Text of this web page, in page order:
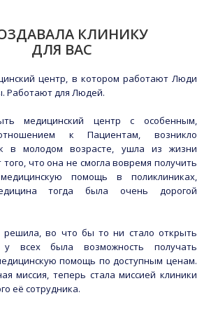
КЛИНИКУ
ДЛЯ ВАС
центр, в котором работают Люди
Работают для Людей.
медицинский центр с особенным,
к Пациентам, возникло
в молодом возрасте, ушла из жизни
того, что она не смогла вовремя получить
помощь в поликлиниках,
тогда была очень дорогой
решила, во что бы то ни стало открыть
всех была возможность получать
помощь по доступным ценам.
миссия, теперь стала миссией клиники
её сотрудника.